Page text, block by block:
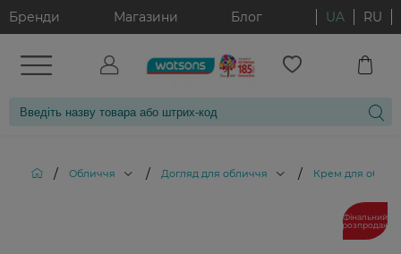
Бренди Магазини Блог UA RU
/ Обличчя / Догляд для обличчя / Крем для
Фінальний
розпродаж